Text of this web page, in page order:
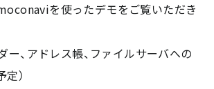
を使ったデモをご覧いただき
ー、アドレス帳、ファイルサーバへの
）